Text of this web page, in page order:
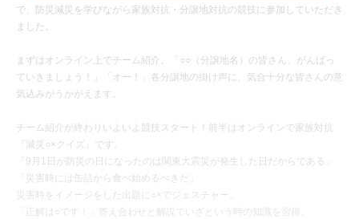
で、防災減災を学びながら家族対抗・分譲地対抗の競技に参加していただき
ました。
まずはオンライン上でチーム紹介。「○○（分譲地名）の皆さん、がんばっ
ていきましょう！」「オー！」各分譲地の掛け声に、気合十分な皆さんの意
気込みがうかがえます。
チーム紹介が終わりいよいよ競技スタート！前半はオンラインで家族対抗
『減災○×クイズ』です。
「9月1日が防災の日になったのは関東大震災が発生した日だからである」
「災害時には缶詰から食べ始めるべきだ」
災害時をイメージをした出題に○×でジェスチャー。
「正解は○です！」答え合わせと解説でいざという時の知識を習得。